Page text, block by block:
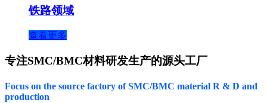
铁路领域
查看更多
专注SMC/BMC材料研发生产的源头工厂
Focus on the source factory of SMC/BMC material R & D and
production